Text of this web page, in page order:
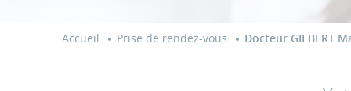
Accueil Prise de rendez-vous Docteur GILBERT